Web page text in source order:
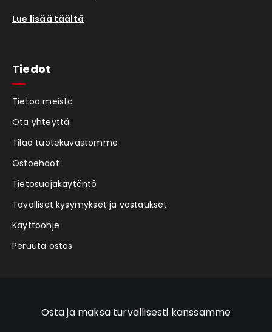
Lue lisää täältä
Tiedot
Tietoa meistä
Ota yhteyttä
Tilaa tuotekuvastomme
Ostoehdot
Tietosuojakäytäntö
Tavalliset kysymykset ja vastaukset
Käyttöohje
Peruuta ostos
Osta ja maksa turvallisesti kanssamme